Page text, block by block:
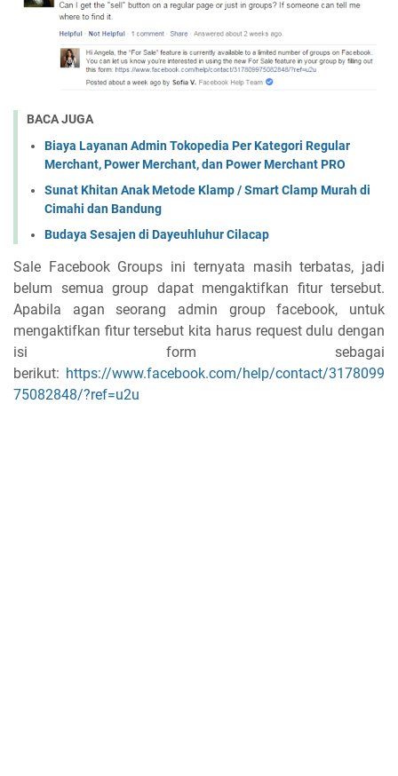
BACA JUGA
Biaya Layanan Admin Tokopedia Per Kategori Regular
Merchant, Power Merchant, dan Power Merchant PRO
Sunat Khitan Anak Metode Klamp / Smart Clamp Murah di
Cimahi dan Bandung
Budaya Sesajen di Dayeuhluhur Cilacap
Sale Facebook Groups ini ternyata masih terbatas, jadi
belum semua group dapat mengaktifkan fitur tersebut.
Apabila agan seorang admin group facebook, untuk
mengaktifkan fitur tersebut kita harus request dulu dengan
isi form sebagai
berikut: https://www.facebook.com/help/contact/3178099
75082848/?ref=u2u